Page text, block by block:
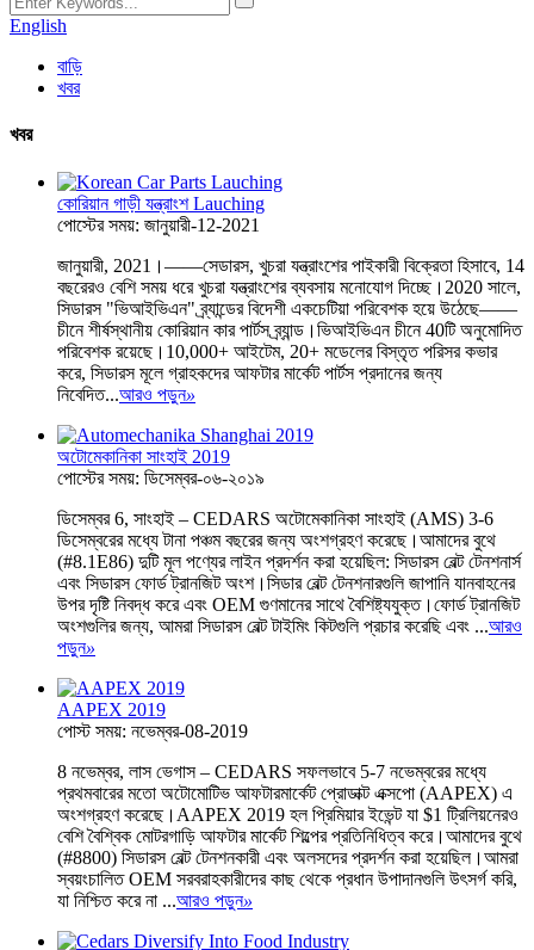
English
বাড়ি
খবর
খবর
কোরিয়ান গাড়ী যন্ত্রাংশ Lauching
পোস্টের সময়: জানুয়ারী-12-2021
জানুয়ারী, 2021।——সেডারস, খুচরা যন্ত্রাংশের পাইকারী বিক্রেতা হিসাবে, 14
বছরেরও বেশি সময় ধরে খুচরা যন্ত্রাংশের ব্যবসায় মনোযোগ দিচ্ছে।2020 সালে,
সিডারস "ভিআইভিএন" ব্র্যান্ডের বিদেশী একচেটিয়া পরিবেশক হয়ে উঠেছে——
চীনে শীর্ষস্থানীয় কোরিয়ান কার পার্টস ব্র্যান্ড।ভিআইভিএন চীনে 40টি অনুমোদিত
পরিবেশক রয়েছে।10,000+ আইটেম, 20+ মডেলের বিস্তৃত পরিসর কভার
করে, সিডারস মূলে গ্রাহকদের আফটার মার্কেট পার্টস প্রদানের জন্য
নিবেদিত...আরও পড়ুন»
অটোমেকানিকা সাংহাই 2019
পোস্টের সময়: ডিসেম্বর-০৬-২০১৯
ডিসেম্বর 6, সাংহাই – CEDARS অটোমেকানিকা সাংহাই (AMS) 3-6
ডিসেম্বরের মধ্যে টানা পঞ্চম বছরের জন্য অংশগ্রহণ করেছে।আমাদের বুথে
(#8.1E86) দুটি মূল পণ্যের লাইন প্রদর্শন করা হয়েছিল: সিডারস বেল্ট টেনশনার্স
এবং সিডারস ফোর্ড ট্রানজিট অংশ।সিডার বেল্ট টেনশনারগুলি জাপানি যানবাহনের
উপর দৃষ্টি নিবদ্ধ করে এবং OEM গুণমানের সাথে বৈশিষ্ট্যযুক্ত।ফোর্ড ট্রানজিট
অংশগুলির জন্য, আমরা সিডারস বেল্ট টাইমিং কিটগুলি প্রচার করেছি এবং ...আরও
পড়ুন»
AAPEX 2019
পোস্ট সময়: নভেম্বর-08-2019
8 নভেম্বর, লাস ভেগাস – CEDARS সফলভাবে 5-7 নভেম্বরের মধ্যে
প্রথমবারের মতো অটোমোটিভ আফটারমার্কেট প্রোডাক্ট এক্সপো (AAPEX) এ
অংশগ্রহণ করেছে।AAPEX 2019 হল প্রিমিয়ার ইভেন্ট যা $1 ট্রিলিয়নেরও
বেশি বৈশ্বিক মোটরগাড়ি আফটার মার্কেট শিল্পের প্রতিনিধিত্ব করে।আমাদের বুথে
(#8800) সিডারস বেল্ট টেনশনকারী এবং অলসদের প্রদর্শন করা হয়েছিল।আমরা
স্বয়ংচালিত OEM সরবরাহকারীদের কাছ থেকে প্রধান উপাদানগুলি উৎসর্গ করি,
যা নিশ্চিত করে না ...আরও পড়ুন»